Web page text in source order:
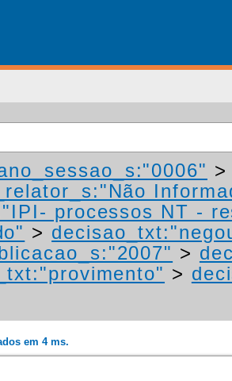
>
processos NT -
>
>
>
em 4 ms.